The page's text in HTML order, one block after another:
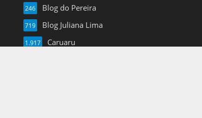
Blog do Pereira
246
Blog Juliana Lima
719
Caruaru
1.917